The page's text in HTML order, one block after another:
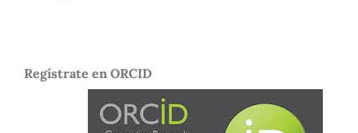
Regístrate en ORCID